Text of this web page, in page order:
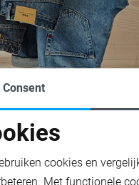
JONES T-SHIRTS JACK &
cookies
Consent
cookies en
Met functionele